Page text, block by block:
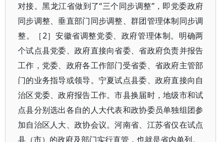
对接。黑龙江省做到了“三个同步调整”，即党委政府
同步调整、垂直部门同步调整、群团管理体制同步调
整。［2］安徽省调整党委、政府管理体制。明确两
个试点县党委、政府直接向省委、省政府负责并报告
工作，党委、政府各工作部门受省委、省政府主管部
门的业务指导或领导。宁夏试点县委、政府直接向自
治区党委、政府报告工作。市县换届时，地级市和试
点县分别选出各自的人大代表和政协委员单独组团参
加自治区人大、政协会议。河南省、江苏省仅在试点
县（市）的政府及部门实行直管，也就是省内单列。